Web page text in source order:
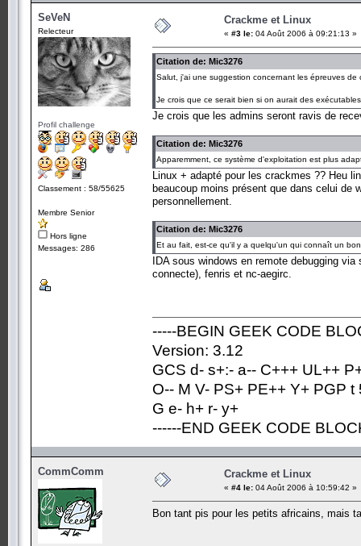
SeVeN
Relecteur
Profil challenge
Classement : 58/55625
Membre Senior
Hors ligne
Messages: 286
Crackme et Linux
« #3 le: 04 Août 2006 à 09:21:13 »
Citation de: Mic3276
Salut, j'ai une suggestion concernant les épreuves de
Je crois que ce serait bien si on aurait des
Je crois que les admins seront ravis de
Citation de: Mic3276
Apparemment, ce système d'exploitation est plus
Linux + adapté pour les crackmes ?? Heu
beaucoup moins présent que dans celui
personnellement.
Citation de: Mic3276
Et au fait, est-ce qu'il y a quelqu'un qui connaît un
IDA sous windows en remote debugging
connecte), fenris et nc-aegirc.
-----BEGIN GEEK CODE
Version: 3.12
GCS d- s+:- a-- C+++ UL++
O-- M V- PS+ PE++ Y+ PGP
G e- h+ r- y+
------END GEEK CODE
CommComm Crackme et Linux
« #4 le: 04 Août 2006 à 10:59:42 »
Bon tant pis pour les petits africains, mais